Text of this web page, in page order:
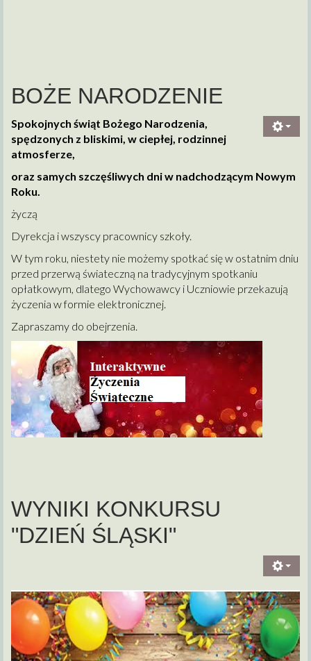
BOŻE NARODZENIE
Spokojnych świąt Bożego Narodzenia,
spędzonych z bliskimi, w ciepłej, rodzinnej
atmosferze,
oraz samych szczęśliwych dni w nadchodzącym Nowym
Roku.
życzą
Dyrekcja i wszyscy pracownicy szkoły.
W tym roku, niestety nie możemy spotkać się w ostatnim dniu
przed przerwą świateczną na tradycyjnym spotkaniu
opłatkowym, dlatego Wychowawcy i Uczniowie przekazują
życzenia w formie elektronicznej.
Zapraszamy do obejrzenia.
WYNIKI KONKURSU
"DZIEŃ ŚLĄSKI"